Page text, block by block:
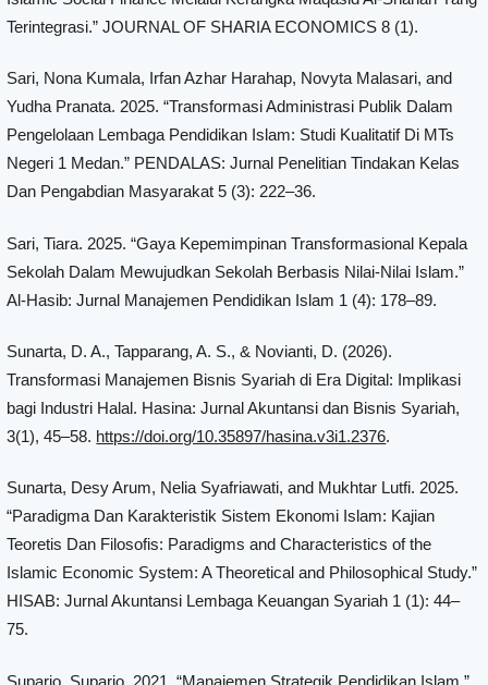
Terintegrasi.” JOURNAL OF SHARIA ECONOMICS 8 (1).
Sari, Nona Kumala, Irfan Azhar Harahap, Novyta Malasari, and
Yudha Pranata. 2025. “Transformasi Administrasi Publik Dalam
Pengelolaan Lembaga Pendidikan Islam: Studi Kualitatif Di MTs
Negeri 1 Medan.” PENDALAS: Jurnal Penelitian Tindakan Kelas
Dan Pengabdian Masyarakat 5 (3): 222–36.
Sari, Tiara. 2025. “Gaya Kepemimpinan Transformasional Kepala
Sekolah Dalam Mewujudkan Sekolah Berbasis Nilai-Nilai Islam.”
Al-Hasib: Jurnal Manajemen Pendidikan Islam 1 (4): 178–89.
Sunarta, D. A., Tapparang, A. S., & Novianti, D. (2026).
Transformasi Manajemen Bisnis Syariah di Era Digital: Implikasi
bagi Industri Halal. Hasina: Jurnal Akuntansi dan Bisnis Syariah,
3(1), 45–58. https://doi.org/10.35897/hasina.v3i1.2376.
Sunarta, Desy Arum, Nelia Syafriawati, and Mukhtar Lutfi. 2025.
“Paradigma Dan Karakteristik Sistem Ekonomi Islam: Kajian
Teoretis Dan Filosofis: Paradigms and Characteristics of the
Islamic Economic System: A Theoretical and Philosophical Study.”
HISAB: Jurnal Akuntansi Lembaga Keuangan Syariah 1 (1): 44–
75.
Suparjo, Suparjo. 2021. “Manajemen Strategik Pendidikan Islam.”